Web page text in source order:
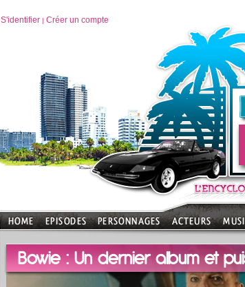
S'identifier | Créer un compte
Bowie : Un dernier album et